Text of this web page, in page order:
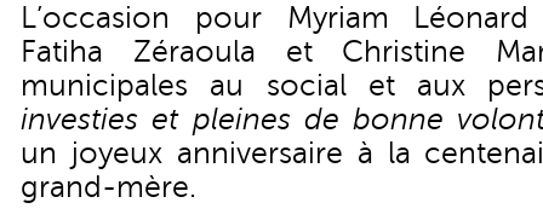
L’occasion pour Myriam
Fatiha Zéraoula et Christine
municipales au social et aux
investies et pleines de bonne
un joyeux anniversaire à la
grand-mère.